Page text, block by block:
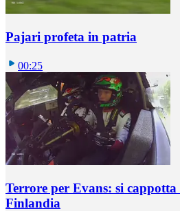
Pajari profeta in patria
00:25
Terrore per Evans: si
Finlandia